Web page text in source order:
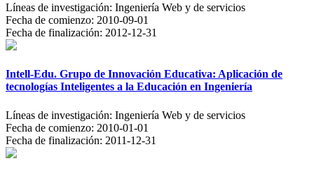
Líneas de investigación: Ingeniería Web y de servicios
Fecha de comienzo: 2010-09-01
Fecha de finalización: 2012-12-31
Intell-Edu. Grupo de Innovación Educativa: Aplicación de
tecnologías Inteligentes a la Educación en Ingeniería
Líneas de investigación: Ingeniería Web y de servicios
Fecha de comienzo: 2010-01-01
Fecha de finalización: 2011-12-31